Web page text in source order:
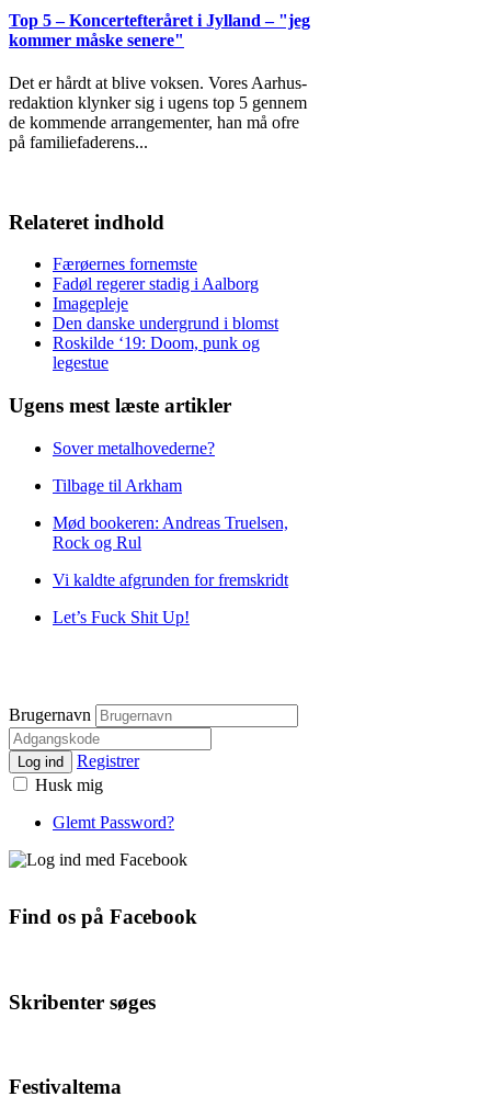
Top 5 – Koncertefteråret i Jylland – "jeg
kommer måske senere"
Det er hårdt at blive voksen. Vores Aarhus-
redaktion klynker sig i ugens top 5 gennem
de kommende arrangementer, han må ofre
på familiefaderens...
Relateret indhold
Færøernes fornemste
Fadøl regerer stadig i Aalborg
Imagepleje
Den danske undergrund i blomst
Roskilde ‘19: Doom, punk og
legestue
Ugens mest læste artikler
Sover metalhovederne?
Tilbage til Arkham
Mød bookeren: Andreas Truelsen,
Rock og Rul
Vi kaldte afgrunden for fremskridt
Let’s Fuck Shit Up!
Brugernavn
Log ind
Registrer
Husk mig
Glemt Password?
Find os på Facebook
Skribenter søges
Festivaltema